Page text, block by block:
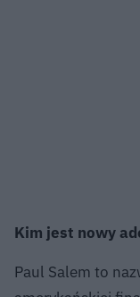
Kim jest nowy
Paul Salem to